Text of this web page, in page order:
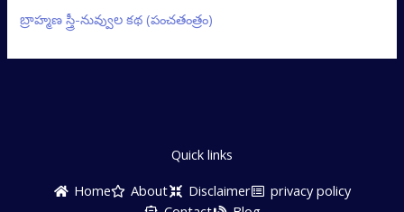
బ్రాహ్మణ స్త్రీ-నువ్వుల కథ (పంచతంత్రం)
Quick links
Home
About Disclaimer
privacy policy